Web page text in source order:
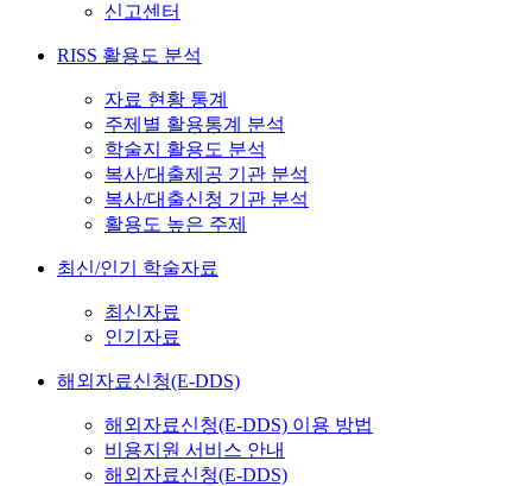
신고센터
RISS 활용도 분석
자료 현황 통계
주제별 활용통계 분석
학술지 활용도 분석
복사/대출제공 기관 분석
복사/대출신청 기관 분석
활용도 높은 주제
최신/인기 학술자료
최신자료
인기자료
해외자료신청(E-DDS)
해외자료신청(E-DDS) 이용 방법
비용지원 서비스 안내
해외자료신청(E-DDS)